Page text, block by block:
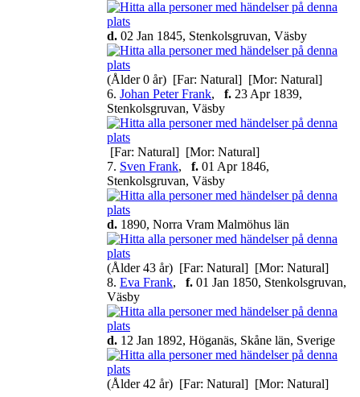
d. 02 Jan 1845, Stenkolsgruvan, Väsby
(Ålder 0 år) [Far: Natural] [Mor: Natural]
6. Johan Peter Frank, f. 23 Apr 1839,
Stenkolsgruvan, Väsby
[Far: Natural] [Mor: Natural]
7. Sven Frank, f. 01 Apr 1846,
Stenkolsgruvan, Väsby
d. 1890, Norra Vram Malmöhus län
(Ålder 43 år) [Far: Natural] [Mor: Natural]
8. Eva Frank, f. 01 Jan 1850, Stenkolsgruvan,
Väsby
d. 12 Jan 1892, Höganäs, Skåne län, Sverige
(Ålder 42 år) [Far: Natural] [Mor: Natural]